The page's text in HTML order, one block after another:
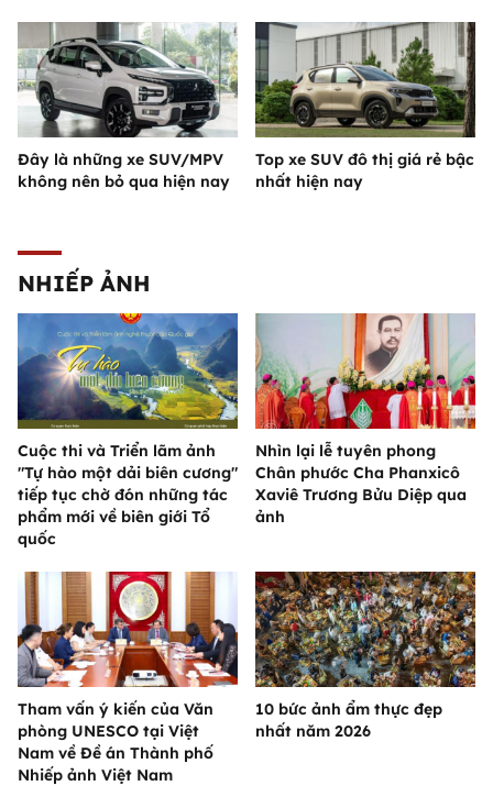
Đây là những xe SUV/MPV
không nên bỏ qua hiện nay
Top xe SUV đô thị giá rẻ bậc
nhất hiện nay
NHIẾP ẢNH
Cuộc thi và Triển lãm ảnh
"Tự hào một dải biên cương"
tiếp tục chờ đón những tác
phẩm mới về biên giới Tổ
quốc
Nhìn lại lễ tuyên phong
Chân phước Cha Phanxicô
Xaviê Trương Bửu Diệp qua
ảnh
Tham vấn ý kiến của Văn
phòng UNESCO tại Việt
Nam về Đề án Thành phố
Nhiếp ảnh Việt Nam
10 bức ảnh ẩm thực đẹp
nhất năm 2026